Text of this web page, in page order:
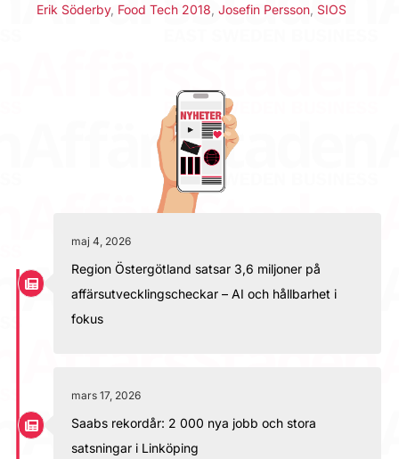
Erik Söderby, Food Tech 2018 Josefin Persson SIOS
maj 4, 2026
Region Östergötland satsar 3,6 miljoner på
affärsutvecklingscheckar – AI och hållbarhet i
fokus
mars 17, 2026
Saabs rekordår: 2 000 nya jobb och stora
satsningar i Linköping